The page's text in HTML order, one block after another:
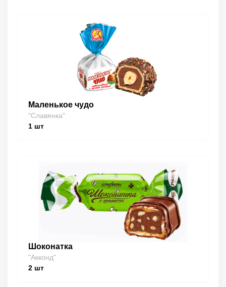
Маленькое чудо
"Славянка"
1 шт
Шоконатка
"Акконд"
2 шт